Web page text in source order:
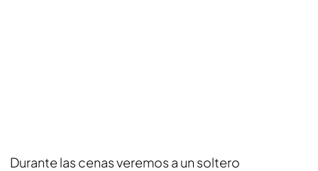
Durante las cenas veremos a un soltero